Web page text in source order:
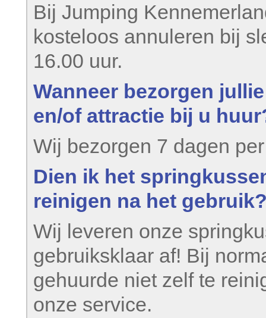
Bij Jumping
kosteloos annuleren bij
16.00 uur.
Wanneer bezorgen
en/of attractie bij u
Wij bezorgen 7 dagen
Dien ik het
reinigen na het
Wij leveren onze
gebruiksklaar af! Bij
gehuurde niet zelf te
onze service.